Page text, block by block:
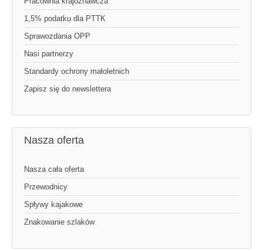
1,5% podatku dla PTTK
Sprawozdania OPP
Nasi partnerzy
Standardy ochrony małoletnich
Zapisz się do newslettera
Nasza oferta
Nasza cała oferta
Przewodnicy
Spływy kajakowe
Znakowanie szlaków